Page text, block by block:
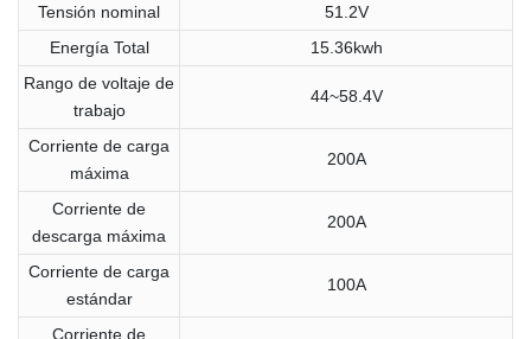
Tensión nominal
51.2V
Energía Total
15.36kwh
Rango de voltaje de
trabajo
44~58.4V
Corriente de carga
máxima
200A
Corriente de
descarga máxima
200A
Corriente de carga
estándar
100A
Corriente de